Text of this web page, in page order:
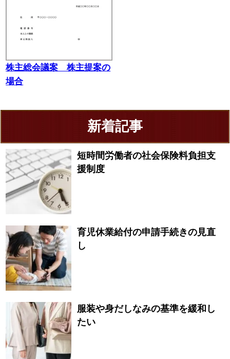
株主総会議案 株主提案の
場合
新着記事
短時間労働者の社会保険料負担支
援制度
育児休業給付の申請手続きの見直
し
服装や身だしなみの基準を緩和し
たい